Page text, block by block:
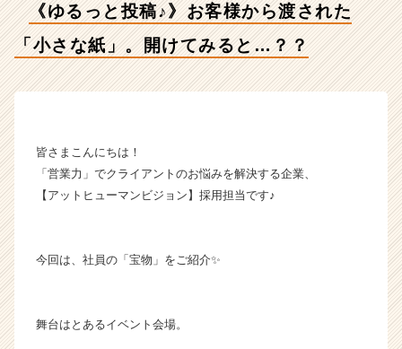
A
H
m
i
の
ム
ラ
《ゆるっと投稿♪》お客様から渡された
「小さな紙」。開けてみると…？？
皆さまこんにちは！
「営業力」でクライアントのお悩みを解決する企業、
【アットヒューマンビジョン】採用担当です♪
今回は、社員の「宝物」をご紹介✨
舞台はとあるイベント会場。